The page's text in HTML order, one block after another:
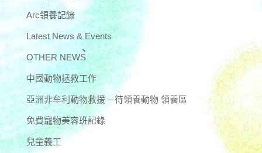
Arc領養記錄
Latest News & Events
OTHER NEWS
中國動物拯救工作
亞洲非牟利動物救援 – 待領養動物 領養區
免費寵物美容班記錄
兒童義工